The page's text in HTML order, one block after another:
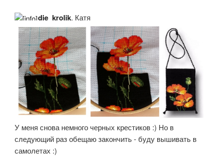
die_krolik, Катя
У меня снова немного черных крестиков :) Но в
следующий раз обещаю закончить - буду вышивать в
самолетах :)